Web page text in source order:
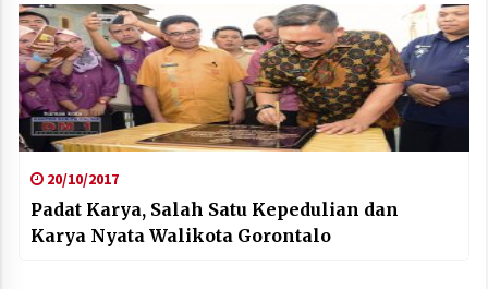
20/10/2017
Padat Karya, Salah Satu Kepedulian dan
Karya Nyata Walikota Gorontalo